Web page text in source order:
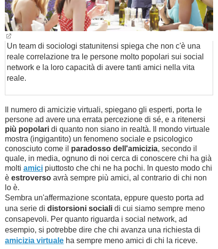
FORUM
Un team di sociologi statunitensi spiega che non c'è una
reale correlazione tra le persone molto popolari sui social
network e la loro capacità di avere tanti amici nella vita
reale.
Il numero di amicizie virtuali, spiegano gli esperti, porta le
persone ad avere una errata percezione di sé, e a ritenersi
più popolari di quanto non siano in realtà. Il mondo virtuale
mostra (ingigantito) un fenomeno sociale e psicologico
conosciuto come il paradosso dell'amicizia, secondo il
quale, in media, ognuno di noi cerca di conoscere chi ha già
molti amici piuttosto che chi ne ha pochi. In questo modo chi
è estroverso avrà sempre più amici, al contrario di chi non
lo è.
Sembra un'affermazione scontata, eppure questo porta ad
una serie di distorsioni sociali di cui siamo sempre meno
consapevoli. Per quanto riguarda i social network, ad
esempio, si potrebbe dire che chi avanza una richiesta di
amicizia virtuale ha sempre meno amici di chi la riceve.